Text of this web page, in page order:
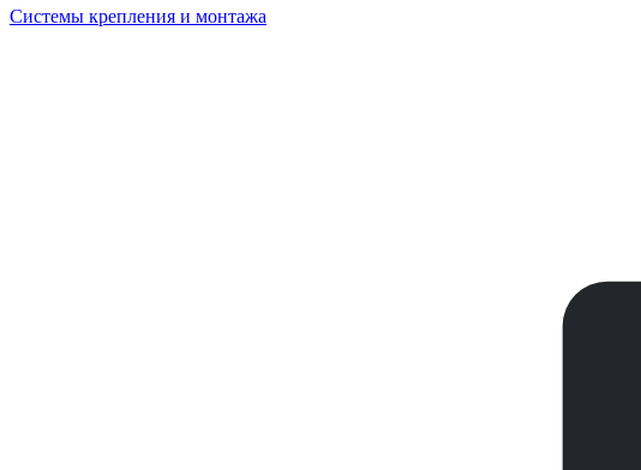
Системы крепления и монтажа